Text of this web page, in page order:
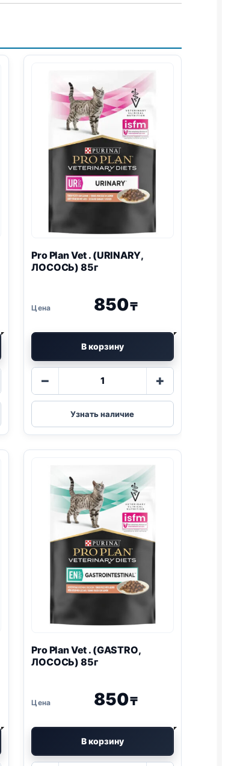
Pro PlanVet . (URINARY,
ЛОСОСЬ) 85г
850₸
В корзину
−
товара
Pro
Plan
.
(URINARY,
+
Узнать наличие
Pro PlanVet . (GASTRO,
ЛОСОСЬ) 85г
850₸
В корзину